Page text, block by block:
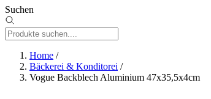
Suchen
Home /
Bäckerei & Konditorei /
Vogue Backblech Aluminium 47x35,5x4cm